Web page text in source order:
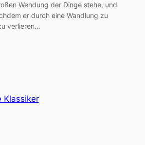
Wendung der Dinge stehe, und
er durch eine Wandlung zu
verlieren…
Klassiker